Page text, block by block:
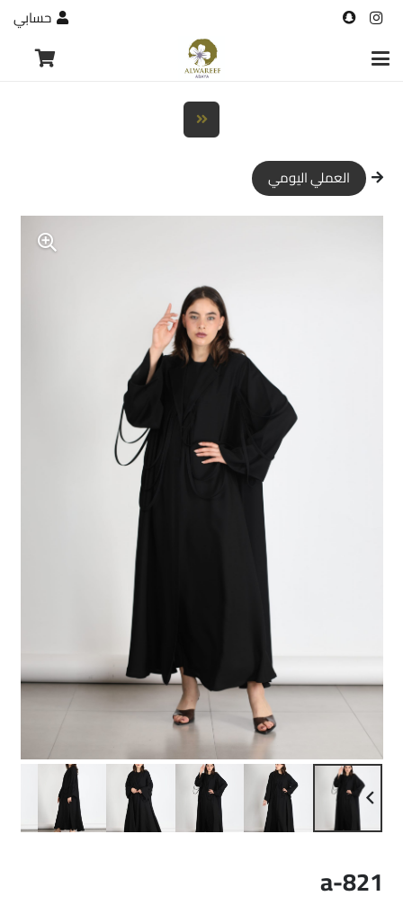
حسابي
العملي اليومي
a-821